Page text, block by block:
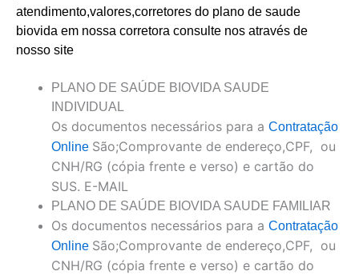
atendimento,valores,corretores do plano de saude
biovida em nossa corretora consulte nos através de
nosso site
PLANO DE SAÚDE BIOVIDA SAUDE
INDIVIDUAL
Os documentos necessários para a Contratação
Online São;Comprovante de endereço,CPF, ou
CNH/RG (cópia frente e verso) e cartão do
SUS. E-MAIL
PLANO DE SAÚDE BIOVIDA SAUDE FAMILIAR
Os documentos necessários para a Contratação
Online São;Comprovante de endereço,CPF, ou
CNH/RG (cópia frente e verso) e cartão do